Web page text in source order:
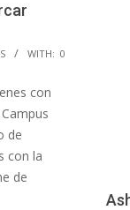
WITH: 0
con
de
con la
de